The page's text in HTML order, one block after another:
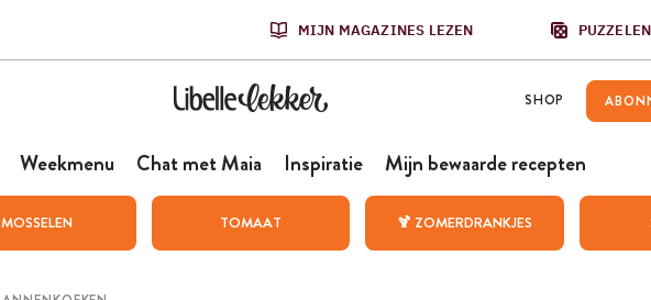
MIJN MAGAZINES LEZEN PUZZELEN
SHOP
Weekmenu Chat met Maia Inspiratie Mijn bewaarde recepten
MOSSELEN TOMAAT 🍹 ZOMERDRANKJES